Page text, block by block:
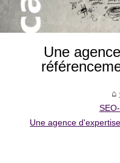
Une
Une agence